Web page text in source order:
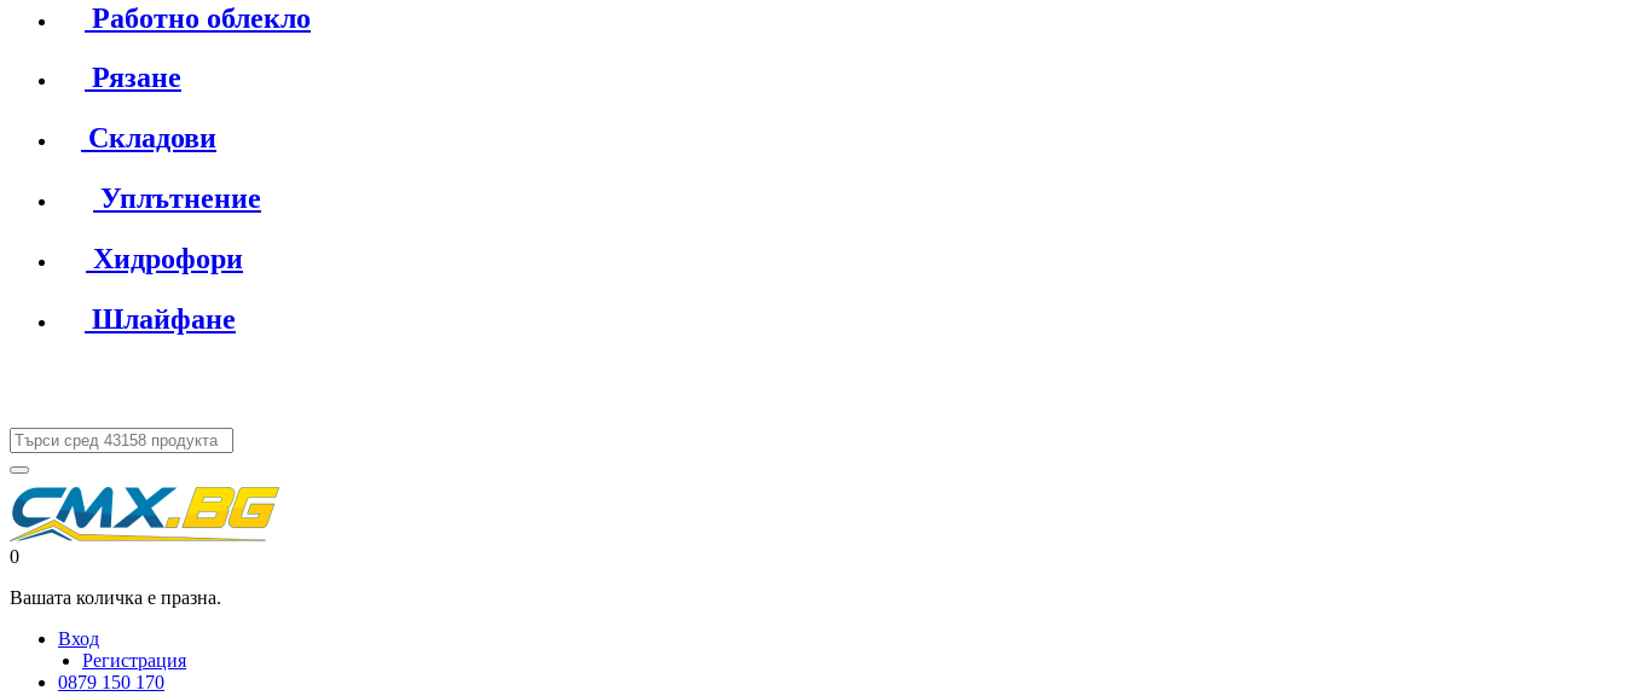
Работно облекло
Рязане
Складови
Уплътнение
Хидрофори
Шлайфане
0
Вашата количка е празна.
Вход
Регистрация
0879 150 170